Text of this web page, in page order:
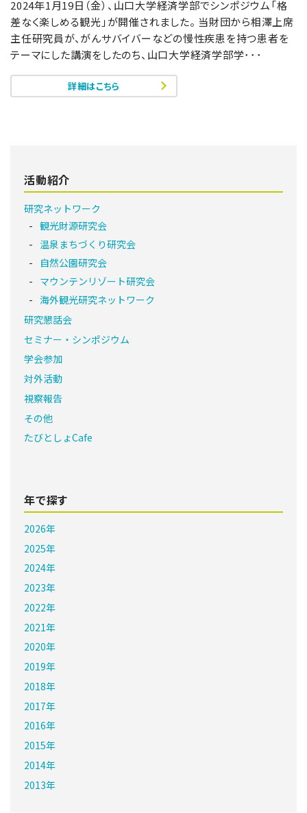
2024年1月19日（金）、山口大学経済学部でシンポジウム「格
差なく楽しめる観光」が開催されました。 当財団から相澤上席
主任研究員が、がんサバイバーなどの慢性疾患を持つ患者を
テーマにした講演をしたのち、山口大学経済学部学･･･
詳細はこちら
活動紹介
研究ネットワーク
観光財源研究会
温泉まちづくり研究会
自然公園研究会
マウンテンリゾート研究会
海外観光研究ネットワーク
研究懇話会
セミナー・シンポジウム
学会参加
対外活動
視察報告
その他
たびとしょCafe
年で探す
2026年
2025年
2024年
2023年
2022年
2021年
2020年
2019年
2018年
2017年
2016年
2015年
2014年
2013年